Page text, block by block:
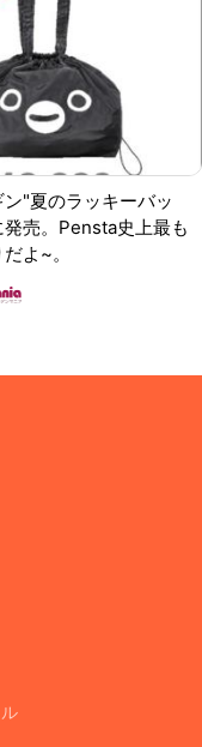
"夏のラッキーバッ
売。Pensta史上最も
よ~。